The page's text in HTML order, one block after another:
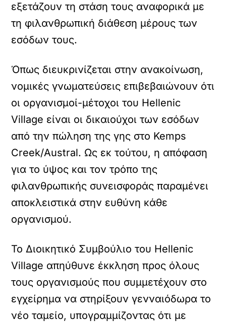
εξετάζουν τη στάση τους αναφορικά με
τη φιλανθρωπική διάθεση μέρους των
εσόδων τους.
Όπως διευκρινίζεται στην ανακοίνωση,
νομικές γνωματεύσεις επιβεβαιώνουν ότι
οι οργανισμοί-μέτοχοι του Hellenic
Village είναι οι δικαιούχοι των εσόδων
από την πώληση της γης στο Kemps
Creek/Austral. Ως εκ τούτου, η απόφαση
για το ύψος και τον τρόπο της
φιλανθρωπικής συνεισφοράς παραμένει
αποκλειστικά στην ευθύνη κάθε
οργανισμού.
Το Διοικητικό Συμβούλιο του Hellenic
Village απηύθυνε έκκληση προς όλους
τους οργανισμούς που συμμετέχουν στο
εγχείρημα να στηρίξουν γενναιόδωρα το
νέο ταμείο, υπογραμμίζοντας ότι με